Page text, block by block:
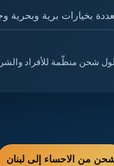
بخيارات برية وبحرية
شحن منظّمة للأفراد
من الاحساء إلى لبنان